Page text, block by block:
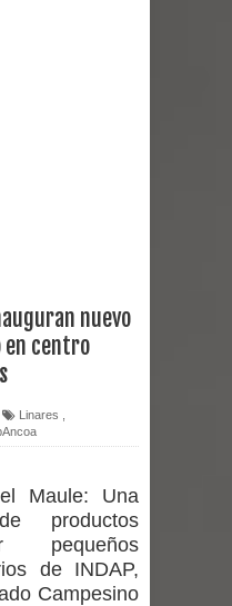
expertos piden
Celebraron
de Salud de
jornada de
nuevo
en centro
Linares
Maule: Una
productos
pequeños
de INDAP,
Campesino